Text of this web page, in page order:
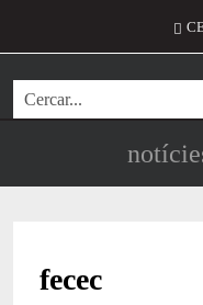
Cerca
fecec